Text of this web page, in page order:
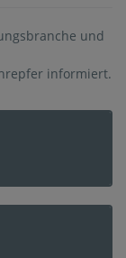
und
informiert.